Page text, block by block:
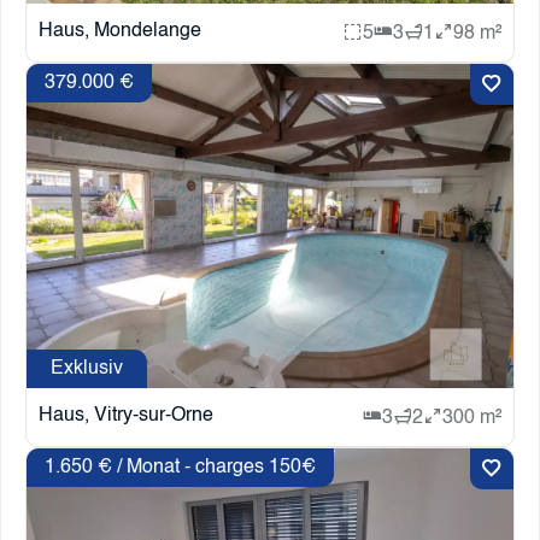
Haus, Mondelange 5 3 1 98 m²
Exklusiv
Haus, Vitry-sur-Orne
379.000 €
3 2 300 m²
1.650 € / Monat - charges 150€